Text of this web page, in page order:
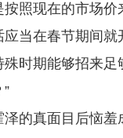
照现在的市场价
当在春节期间就
时期能够招来足
的真面目后恼羞